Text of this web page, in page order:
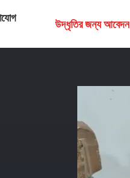
উদ্ধৃতির জন্য আবেদন